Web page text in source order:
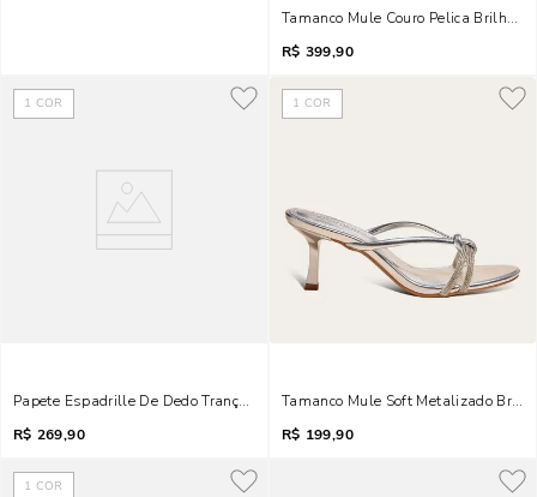
Tamanco Mule Couro Pelica Brilho
R$ 399,90
1 COR
Papete Espadrille De Dedo Trança Marrom Safari
R$ 269,90
1 COR
Tamanco Mule Soft Metalizado
R$ 199,90
1 COR